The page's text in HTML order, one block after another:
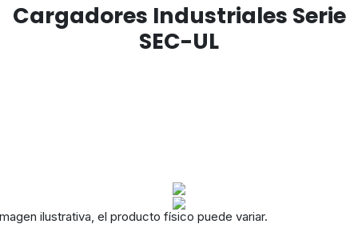
Cargadores Industriales Serie
SEC-UL
ilustrativa, el producto físico puede variar.